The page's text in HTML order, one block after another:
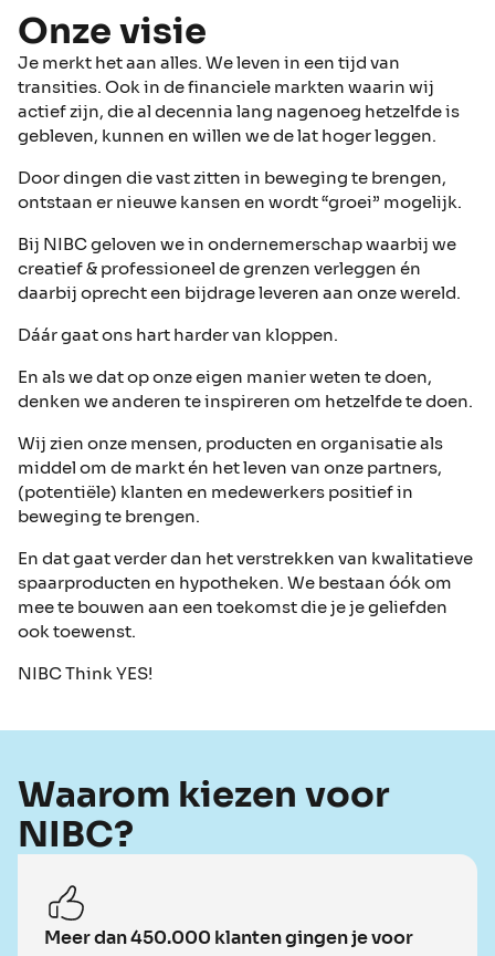
Onze visie
Je merkt het aan alles. We leven in een tijd van
transities. Ook in de financiele markten waarin wij
actief zijn, die al decennia lang nagenoeg hetzelfde is
gebleven, kunnen en willen we de lat hoger leggen.
Door dingen die vast zitten in beweging te brengen,
ontstaan er nieuwe kansen en wordt “groei” mogelijk.
Bij NIBC geloven we in ondernemerschap waarbij we
creatief & professioneel de grenzen verleggen én
daarbij oprecht een bijdrage leveren aan onze wereld.
Dáár gaat ons hart harder van kloppen.
En als we dat op onze eigen manier weten te doen,
denken we anderen te inspireren om hetzelfde te doen.
Wij zien onze mensen, producten en organisatie als
middel om de markt én het leven van onze partners,
(potentiële) klanten en medewerkers positief in
beweging te brengen.
En dat gaat verder dan het verstrekken van kwalitatieve
spaarproducten en hypotheken. We bestaan óók om
mee te bouwen aan een toekomst die je je geliefden
ook toewenst.
NIBC Think YES!
Waarom kiezen voor
NIBC?
Meer dan 450.000 klanten gingen je voor